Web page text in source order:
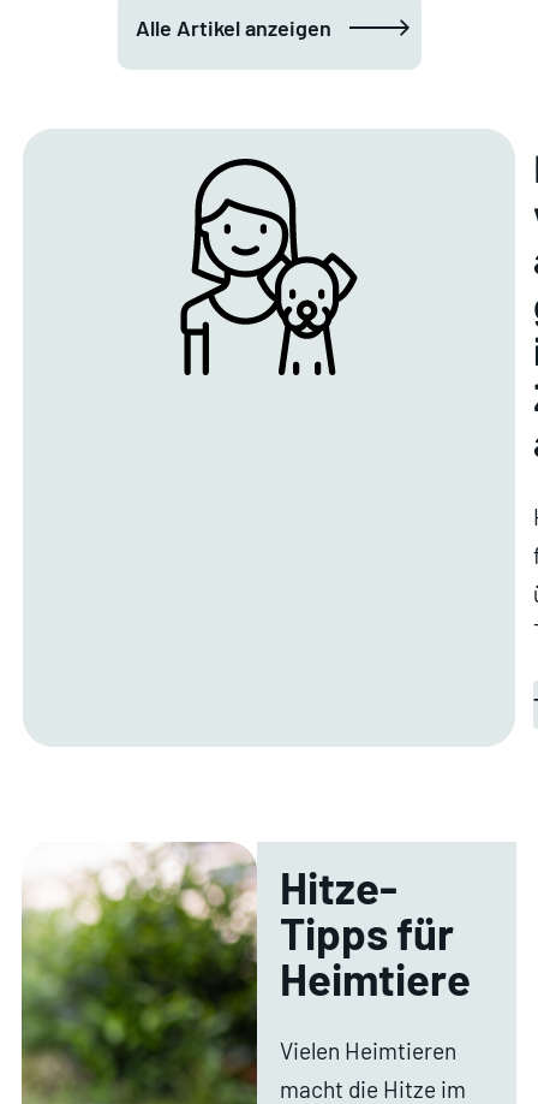
Alle Artikel anzeigen
Hitze-
Tipps für
Heimtiere
Vielen Heimtieren
macht die Hitze im